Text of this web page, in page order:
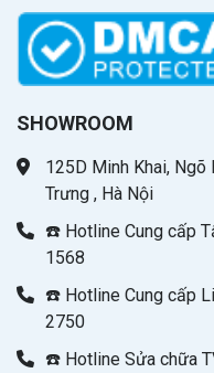
SHOWROOM
125D Minh Khai, Ngõ
Trưng , Hà Nội
☎️ Hotline Cung cấp
1568
☎️ Hotline Cung cấp
2750
☎️ Hotline Sửa chữa